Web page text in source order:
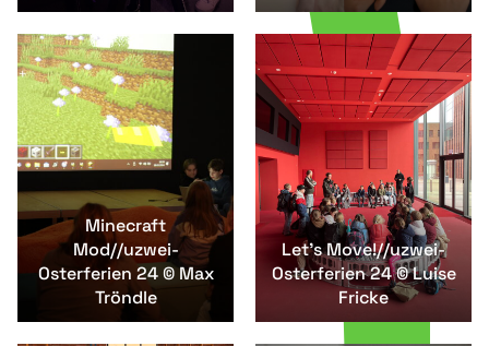
Minecraft
Mod//uzwei-
Osterferien 24 © Max
Tröndle
Let's Move!//uzwei-
Osterferien 24 © Luise
Fricke